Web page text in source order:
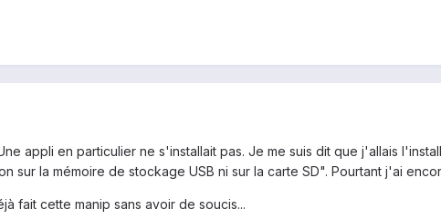
appli en particulier ne s'installait pas. Je me suis dit que j'allais
sur la mémoire de stockage USB ni sur la carte SD". Pourtant j'ai
fait cette manip sans avoir de soucis...